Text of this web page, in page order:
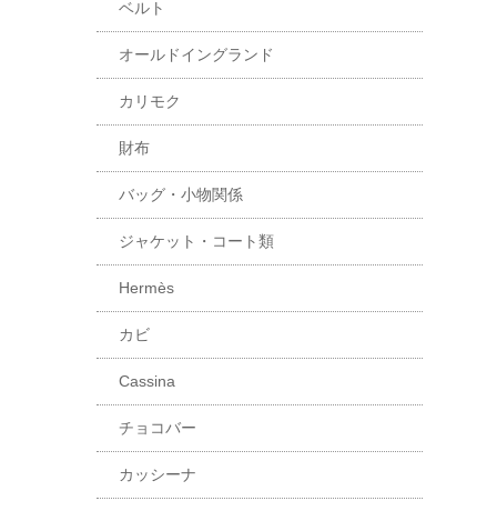
ベルト
オールドイングランド
カリモク
財布
バッグ・小物関係
ジャケット・コート類
Hermès
カビ
Cassina
チョコバー
カッシーナ